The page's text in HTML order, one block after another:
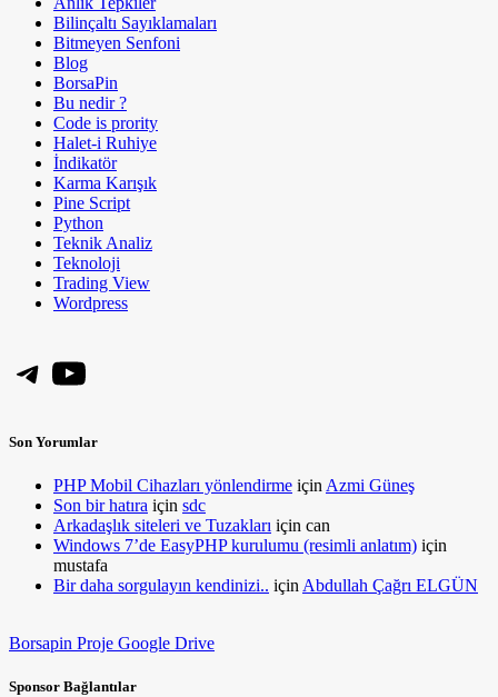
Bilinçaltı Sayıklamaları
Bitmeyen Senfoni
Blog
BorsaPin
Bu nedir ?
Code is prority
Halet-i Ruhiye
İndikatör
Karma Karışık
Pine Script
Python
Teknik Analiz
Teknoloji
Trading View
Wordpress
Telegram
YouTube
Son Yorumlar
PHP Mobil Cihazları yönlendirme için Azmi Güneş
Son bir hatıra için sdc
Arkadaşlık siteleri ve Tuzakları için can
Windows 7’de EasyPHP kurulumu (resimli anlatım) için
mustafa
Bir daha sorgulayın kendinizi.. için Abdullah Çağrı ELGÜN
Borsapin Proje Google Drive
Sponsor Bağlantılar